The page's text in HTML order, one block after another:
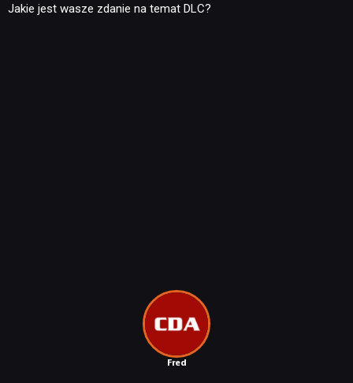
Fred
Jakie jest wasze zdanie na temat DLC?